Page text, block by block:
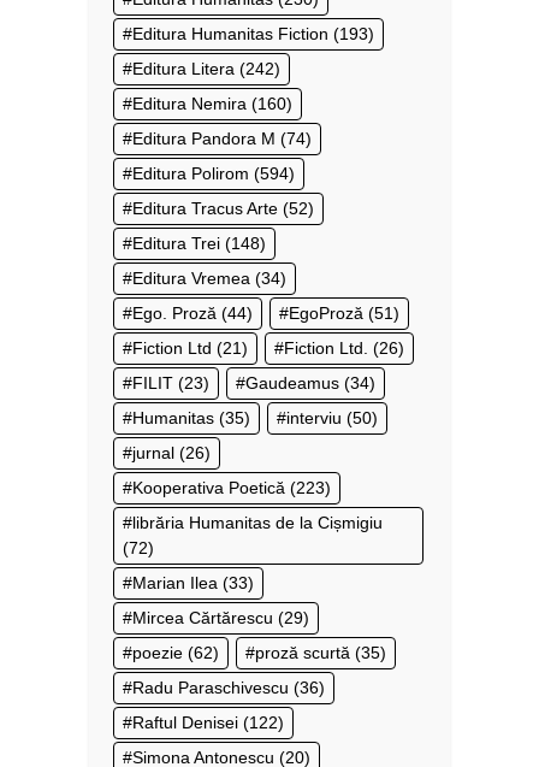
Editura Humanitas Fiction (193)
Editura Litera (242)
Editura Nemira (160)
Editura Pandora M (74)
Editura Polirom (594)
Editura Tracus Arte (52)
Editura Trei (148)
Editura Vremea (34)
Ego. Proză (44) EgoProză (51)
Fiction Ltd (21) Fiction Ltd. (26)
FILIT (23) Gaudeamus (34)
Humanitas (35) interviu (50)
jurnal (26)
Kooperativa Poetică (223)
librăria Humanitas de la Cișmigiu
(72)
Marian Ilea (33)
Mircea Cărtărescu (29)
poezie (62) proză scurtă (35)
Radu Paraschivescu (36)
Raftul Denisei (122)
Simona Antonescu (20)